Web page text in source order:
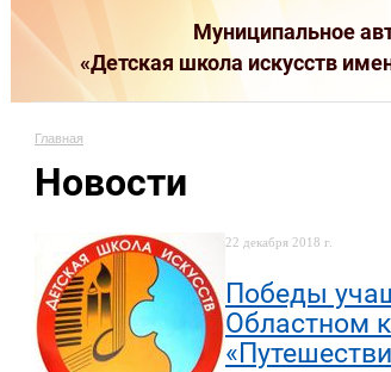
Муниципальное
«Детская школа искусств
Главная
Новости
22 декабря 2018 г.
Победы
Областном